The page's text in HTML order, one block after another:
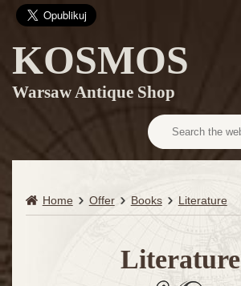
KOSMOS
Warsaw Antique Shop
Home Offer Books Literature
Literature